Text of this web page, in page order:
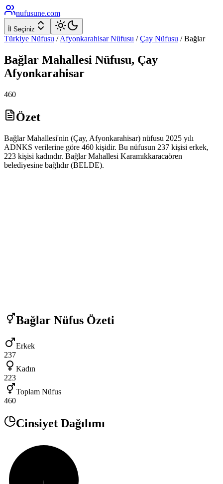
nufusune.com
İl Seçiniz
Türkiye Nüfusu / AfyonkarahisarNüfusu / Çay Nüfusu /Bağlar
Bağlar Mahallesi Nüfusu, Çay
Afyonkarahisar
460
Özet
Bağlar Mahallesi'nin (Çay, Afyonkarahisar) nüfusu 2025 yılı
ADNKS verilerine göre 460 kişidir. Bu nüfusun 237 kişisi erkek,
223 kişisi kadındır. Bağlar Mahallesi Karamıkkaracaören
belediyesine bağlıdır (BELDE).
Bağlar Nüfus Özeti
Erkek
237
Kadın
223
Toplam Nüfus
460
Cinsiyet Dağılımı